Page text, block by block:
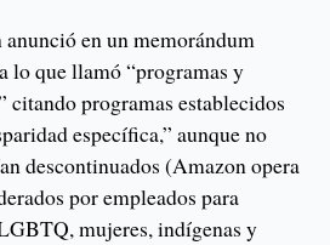
en un memorándum
lo que llamó “programas y
citando programas establecidos
específica,” aunque no
descontinuados (Amazon opera
por empleados para
mujeres, indígenas y